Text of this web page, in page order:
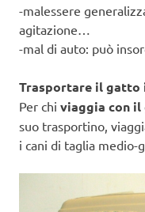
-malessere
agitazione…
-mal di auto: può
Trasportare il gatto
Per chi viaggia con
suo trasportino,
i cani di taglia medio-